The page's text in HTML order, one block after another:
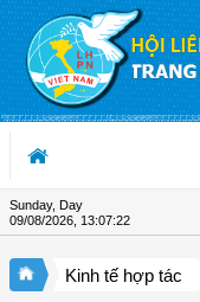
Skip to Content
Sunday, Day
09/08/2026 13:07:22
Kinh tế hợp tác